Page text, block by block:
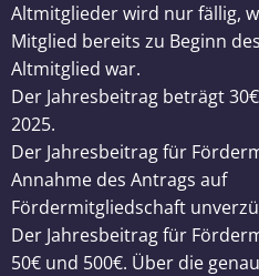
Altmitglieder wird nur fällig,
Mitglied bereits zu Beginn
Altmitglied war.
Der Jahresbeitrag beträgt
2025.
Der Jahresbeitrag für
Annahme des Antrags auf
Fördermitgliedschaft
Der Jahresbeitrag für
50€ und 500€. Über die